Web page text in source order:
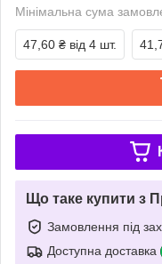
Мінімальна сума
47,60 ₴ від 4 шт.
Що таке купити з
Замовлення під
Доступна доставка